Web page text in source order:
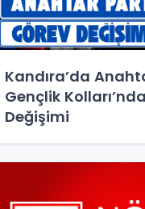
Kandıra’da
Gençlik
Değişimi